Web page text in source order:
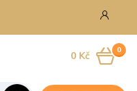
0
0 Kč